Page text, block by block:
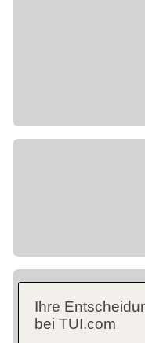
Ihre
bei TUI.com